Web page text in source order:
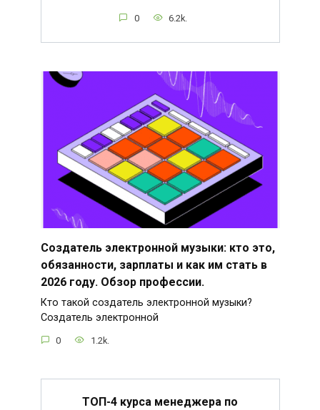
0 6.2k.
Создатель электронной музыки: кто это,
обязанности, зарплаты и как им стать в
2026 году. Обзор профессии.
Кто такой создатель электронной музыки?
Создатель электронной
0 1.2k.
ТОП-4 курса менеджера по